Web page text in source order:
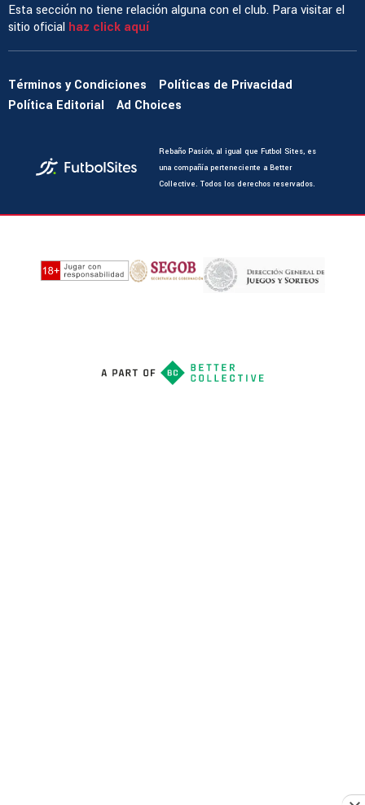
Esta sección no tiene relación alguna con el club. Para visitar el
sitio oficial haz click aquí
Términos y Condiciones
Políticas de Privacidad
Política Editorial
Ad Choices
Rebaño Pasión, al igual que Futbol Sites, es
una compañía perteneciente a Better
Collective. Todos los derechos reservados.